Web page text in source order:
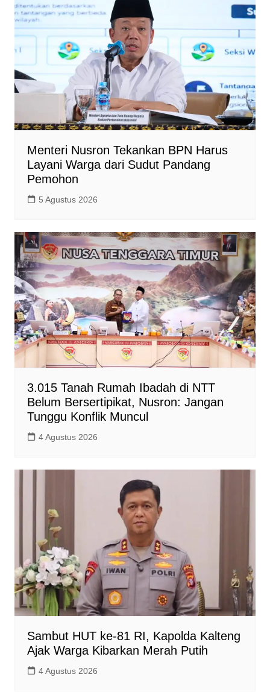
Menteri Nusron Tekankan BPN Harus
Layani Warga dari Sudut Pandang
Pemohon
5 Agustus 2026
3.015 Tanah Rumah Ibadah di NTT
Belum Bersertipikat, Nusron: Jangan
Tunggu Konflik Muncul
4 Agustus 2026
Sambut HUT ke-81 RI, Kapolda Kalteng
Ajak Warga Kibarkan Merah Putih
4 Agustus 2026